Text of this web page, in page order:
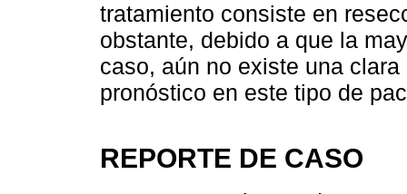
tratamiento consiste en
obstante, debido a que la
caso, aún no existe una
pronóstico en este tipo de
REPORTE DE CASO